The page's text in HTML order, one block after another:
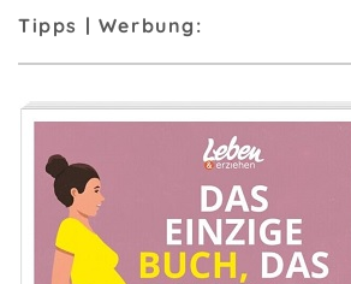
Tipps | Werbung: